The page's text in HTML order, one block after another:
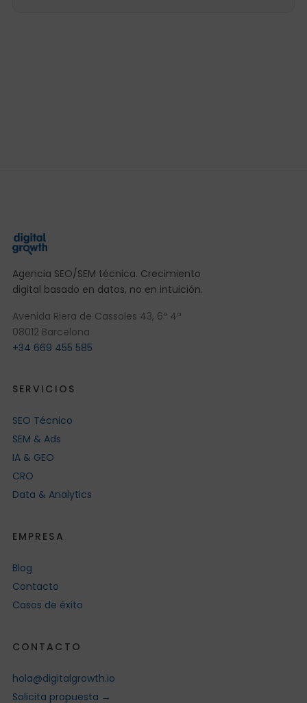
Agencia SEO/SEM técnica. Crecimiento
digital basado en datos, no en intuición.
Avenida Riera de Cassoles 43, 6º 4ª
08012 Barcelona
+34 669 455 585
SERVICIOS
SEO Técnico
SEM & Ads
IA & GEO
CRO
Data & Analytics
EMPRESA
Blog
Contacto
Casos de éxito
CONTACTO
hola@digitalgrowth.io
Solicita propuesta →